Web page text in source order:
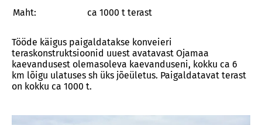
Maht:
ca 1000 t terast
Tööde käigus paigaldatakse konveieri
teraskonstruktsioonid uuest avatavast Ojamaa
kaevandusest olemasoleva kaevanduseni, kokku ca 6
km lõigu ulatuses sh üks jõeületus. Paigaldatavat terast
on kokku ca 1000 t.